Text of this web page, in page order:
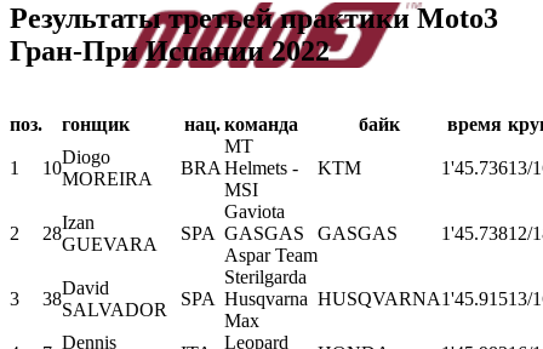
Результаты третьей практики Moto3
Гран-При Испании 2022
поз. гонщик нац.команда байк время
1 10
Diogo
MOREIRA
BRA
MT
Helmets -
MSI
KTM 1'45.73613/
2 28
Izan
GUEVARA
SPA
Gaviota
GASGAS
Aspar Team
GASGAS 1'45.73812/
3 38
David
SALVADOR
SPA
Sterilgarda
Husqvarna
Max
HUSQVARNA1'45.91513/
Dennis
Leopard